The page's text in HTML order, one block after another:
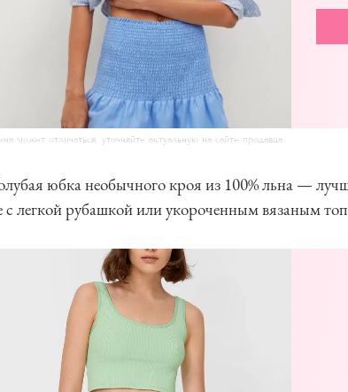
может отличаться, уточняйте актуальную на сайте продавца
юбка необычного кроя из 100% льна —
с легкой рубашкой или укороченным вязаным